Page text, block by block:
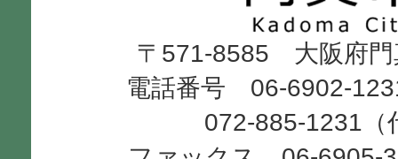
Kadoma
City
〒571-8585 大阪府門
電話番号 06-6902-
072-885-1231（